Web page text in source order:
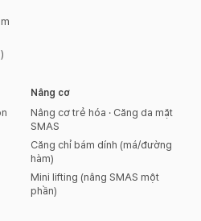
Nâng cơ
Nâng cơ trẻ hóa · Căng da mặt
SMAS
Căng chỉ bám dính (má/đường
hàm)
Mini lifting (nâng SMAS một
phần)